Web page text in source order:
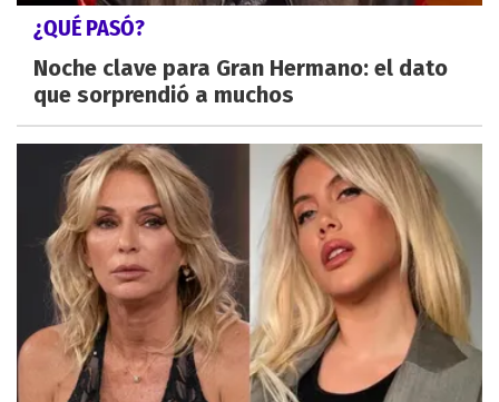
¿QUÉ PASÓ?
Noche clave para Gran Hermano: el dato
que sorprendió a muchos